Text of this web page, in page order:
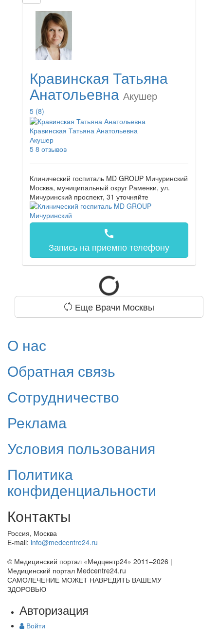
Кравинская Татьяна
Анатольевна Акушер
5 (8)
Кравинская Татьяна Анатольевна
Акушер
5 8 отзывов
Клинический госпиталь MD GROUP Мичуринский
Москва, муниципальный округ Раменки, ул.
Мичуринский проспект, 31 уточняйте
call
Запись на приемпо телефону
Еще Врачи Москвы
О нас
Обратная связь
Сотрудничество
Реклама
Условия пользования
Политика
конфиденциальности
Контакты
Россия, Москва
E-mail: info@medcentre24.ru
© Медицинский портал «Медцентр24» 2011–2026 |
Медицинский портал Medcentre24.ru
САМОЛЕЧЕНИЕ МОЖЕТ НАВРЕДИТЬ ВАШЕМУ
ЗДОРОВЬЮ
Авторизация
Войти